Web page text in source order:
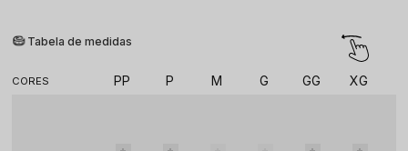
Tabela de medidas
PP P M G GG XG